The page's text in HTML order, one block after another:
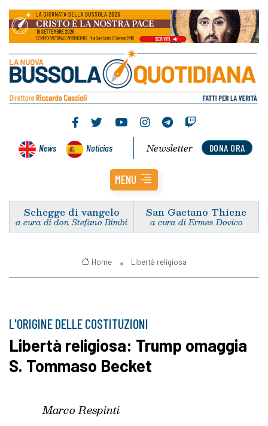
News Noticias DONA ORA
Newsletter
MENU
Schegge di vangelo
a cura di don Stefano Bimbi
San Gaetano Thiene
a cura di Ermes Dovico
Home Libertà religiosa
L'ORIGINE DELLE COSTITUZIONI
Libertà religiosa: Trump omaggia
S. Tommaso Becket
Marco Respinti